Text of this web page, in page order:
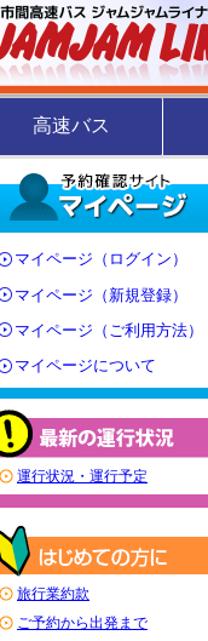
高速バス
マイページ（ログイン）
マイページ（新規登録）
マイページ（ご利用方法）
マイページについて
運行状況・運行予定
旅行業約款
ご予約から出発まで